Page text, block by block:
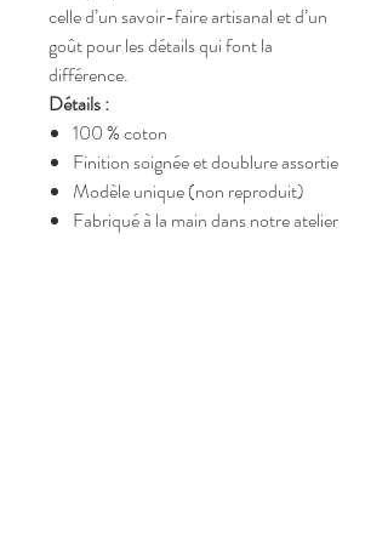
celle d’un savoir-faire artisanal et d’un
goût pour les détails qui font la
différence.
Détails :
100 % coton
Finition soignée et doublure assortie
Modèle unique (non reproduit)
Fabriqué à la main dans notre atelier